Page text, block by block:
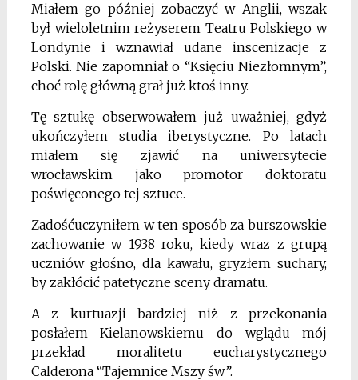
Miałem go później zobaczyć w Anglii, wszak
był wieloletnim reżyserem Teatru Polskiego w
Londynie i wznawiał udane inscenizacje z
Polski. Nie zapomniał o “Księciu Niezłomnym”,
choć rolę główną grał już ktoś inny.
Tę sztukę obserwowałem już uważniej, gdyż
ukończyłem studia iberystyczne. Po latach
miałem się zjawić na uniwersytecie
wrocławskim jako promotor doktoratu
poświęconego tej sztuce.
Zadośćuczyniłem w ten sposób za burszowskie
zachowanie w 1938 roku, kiedy wraz z grupą
uczniów głośno, dla kawału, gryzłem suchary,
by zakłócić patetyczne sceny dramatu.
A z kurtuazji bardziej niż z przekonania
posłałem Kielanowskiemu do wglądu mój
przekład moralitetu eucharystycznego
Calderona “Tajemnice Mszy św”.